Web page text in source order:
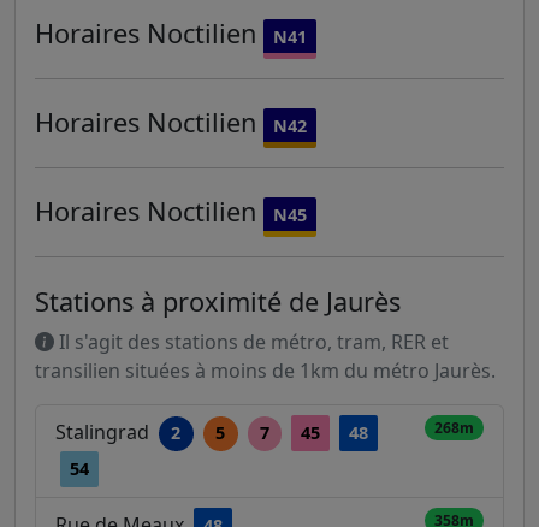
Horaires Noctilien N41
Horaires Noctilien N42
Horaires Noctilien N45
Stations à proximité de Jaurès
Il s'agit des stations de métro, tram, RER et
transilien situées à moins de 1km du métro Jaurès.
Stalingrad 2 5 7 45
48
54
268m
358m